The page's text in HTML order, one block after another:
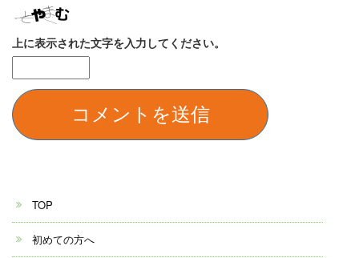
上に表示された文字を入力してください。
TOP
初めての方へ